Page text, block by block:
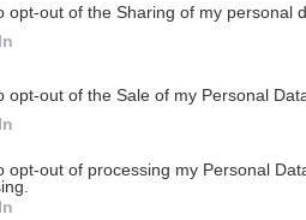
opt-out of the Sharing of my personal
opt-out of the Sale of my Personal
opt-out of processing my Personal
ger otroligt mycket
lägger minst 700 timmar
kvällar per år. Lägg därtill
medarbetare, partners,
inte finnas något tvivel om att
bra eller dåligt år. Det är